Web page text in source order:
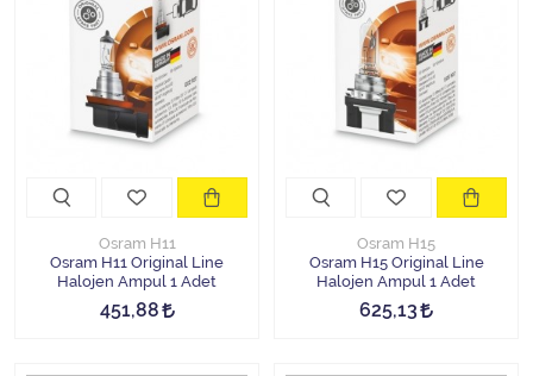
Osram H11
Osram H11 Original Line
Halojen Ampul 1 Adet
451,88
Osram H15
Osram H15 Original Line
Halojen Ampul 1 Adet
625,13